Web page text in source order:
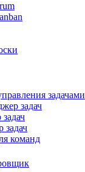
задачами
задач
задач
команд